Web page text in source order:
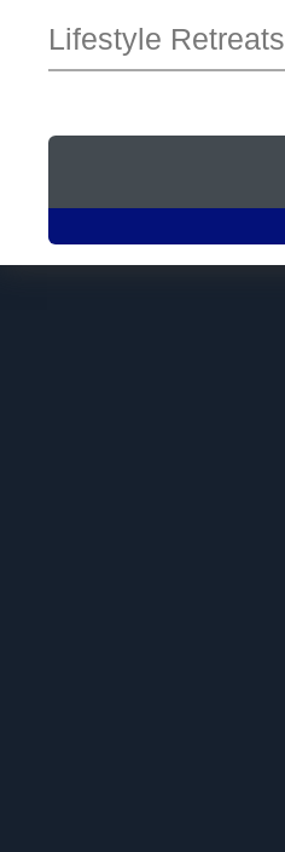
Lifestyle Retreats